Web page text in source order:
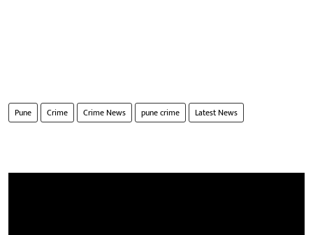
Pune Crime Crime News pune crime Latest News